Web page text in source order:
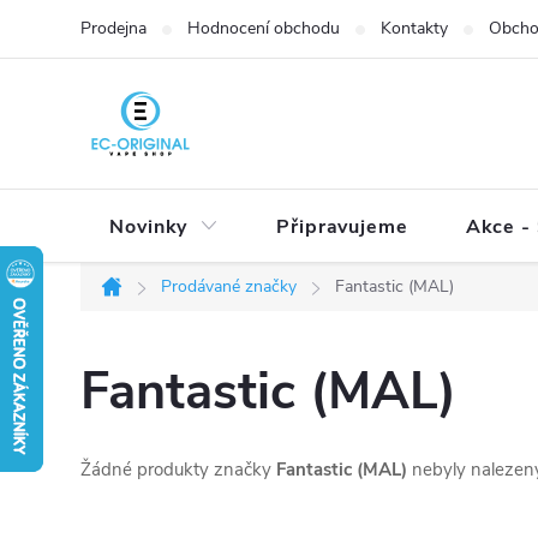
Prodejna Hodnocení obchodu Kontakty
Novinky Připravujeme Akce -
Domů
Prodávané značky Fantastic (MAL)
Fantastic (MAL)
Žádné produkty značky Fantastic (MAL) nebyly